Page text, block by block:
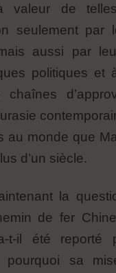
valeur de
seulement par
aussi par
politiques et
au monde que
d’un siècle.
la
de fer
t-il été reporté
pourquoi sa